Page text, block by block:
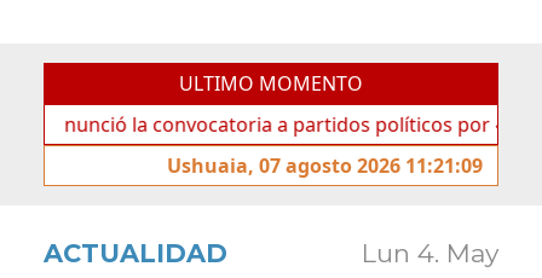
ULTIMO MOMENTO
la convocatoria a partidos políticos por «ficha limpia»
Ushuaia, 07 agosto 2026 11:21:09
ACTUALIDAD Lun 4. May